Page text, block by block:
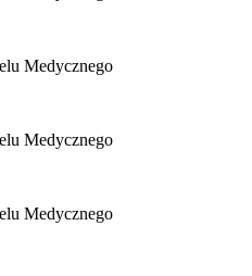
Medycznego
Medycznego
Medycznego